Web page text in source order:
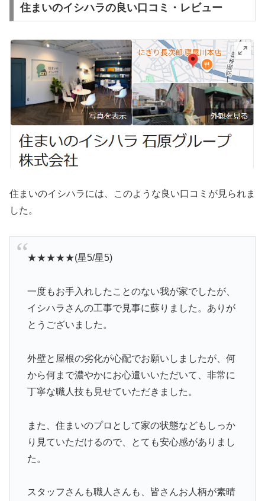
住まいのイシハラの良い口コミ・レビュー
住まいのイシハラには、このような良い口コミが見られま
した。
★★★★★(星5/星5)
一度もお手入れしたことのない我が家でしたが、
イシハラさんの工事で見事に蘇りました。ありが
とうございました。
外壁と屋根の劣化が心配でお願いしましたが、何
から何まで濃やかにお心遣いいただいて、非常に
丁寧な職人技も見せていただきました。
また、住まいのプロとして家の状態などもしっか
り見ていただけるので、とても安心感がありまし
た。
スタッフさんも職人さんも、皆さんお人柄が素晴